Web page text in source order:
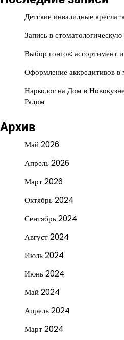
Детские инвалидные
Запись в
Выбор гонгов: ассортимент
Оформление аккредитивов в
Нарколог на Дом в
Рядом
Архив
Май 2026
Апрель 2026
Март 2026
Октябрь 2024
Сентябрь 2024
Август 2024
Июль 2024
Июнь 2024
Май 2024
Апрель 2024
Март 2024